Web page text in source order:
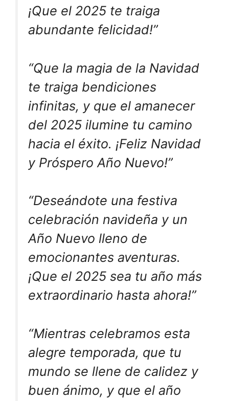
¡Que el 2025 te traiga
abundante felicidad!”
“Que la magia de la Navidad
te traiga bendiciones
infinitas, y que el amanecer
del 2025 ilumine tu camino
hacia el éxito. ¡Feliz Navidad
y Próspero Año Nuevo!”
“Deseándote una festiva
celebración navideña y un
Año Nuevo lleno de
emocionantes aventuras.
¡Que el 2025 sea tu año más
extraordinario hasta ahora!”
“Mientras celebramos esta
alegre temporada, que tu
mundo se llene de calidez y
buen ánimo, y que el año